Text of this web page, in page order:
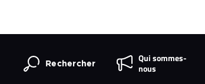
Rechercher
Qui sommes-
nous